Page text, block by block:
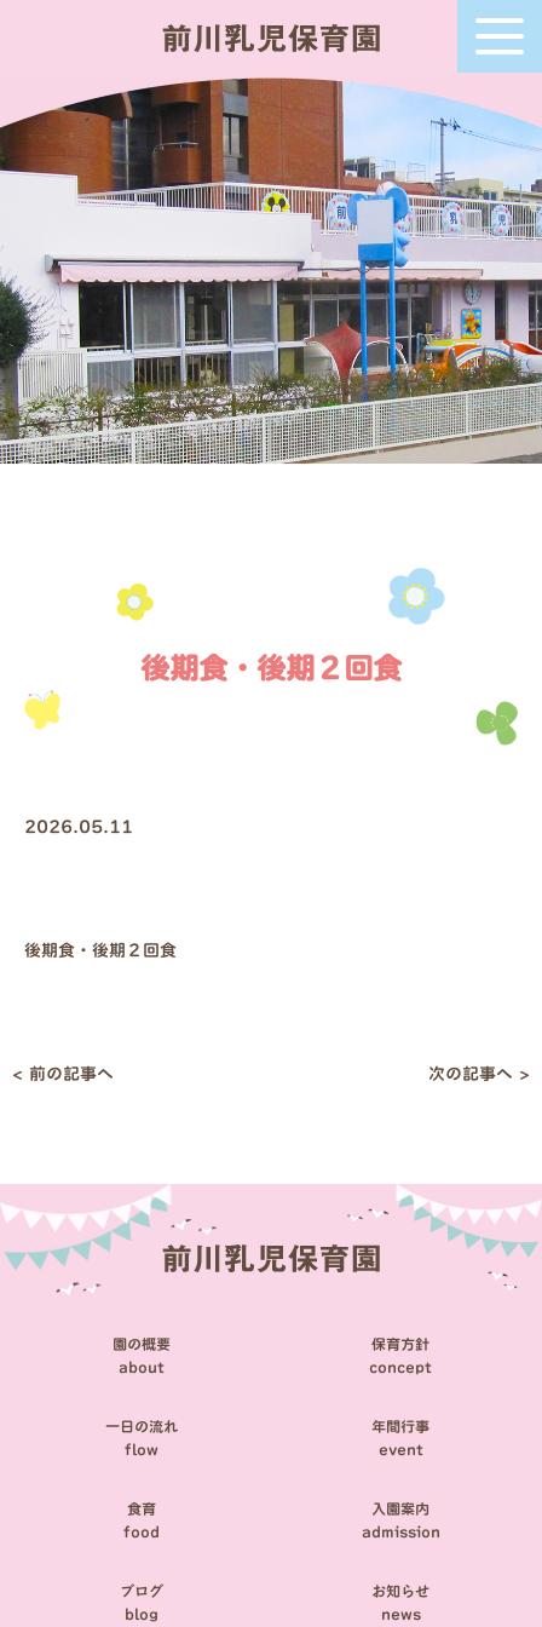
後期食・後期２回食
2026.05.11
後期食・後期２回食
投
< 前の記事へ 次の記事へ >
園の概要
about
保育方針
concept
一日の流れ
flow
年間行事
event
食育
food
入園案内
admission
ブログ
blog
お知らせ
news